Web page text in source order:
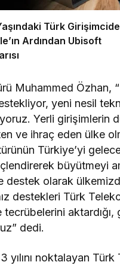
Türk
Ardından Ubisoft
Muhammed Özhan,
yeni nesil
Yerli girişimlerin
ve ihraç eden ülke
Türkiye’yi
büyütmeyi
olarak
destekleri Türk
tecrübelerini
dedi.
yılını noktalayan